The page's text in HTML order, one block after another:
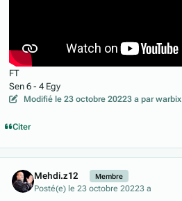
FT
Sen 6 - 4 Egy
Modifié le 23 octobre 20223 a par warbix
Citer
Mehdi.z12 Membre
Posté(e) le 23 octobre 20223 a